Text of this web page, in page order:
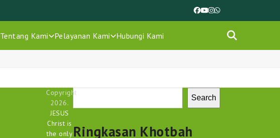
Facebook
YouTube
Instagram
Whatsapp
Tentang Kami Pelayanan Kami Hubungi Kami
Search
Ringkasan Khotbah
Copyright
2026.
JESUS
Christ is
the only